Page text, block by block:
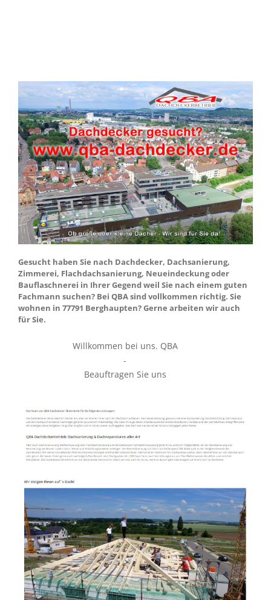
Gesucht haben Sie nach Dachdecker, Dachsanierung,
Zimmerei, Flachdachsanierung, Neueindeckung oder
Bauflaschnerei in Ihrer Gegend weil Sie nach einem guten
Fachmann suchen? Bei QBA sind vollkommen richtig. Sie
wohnen in 77791 Berghaupten? Gerne arbeiten wir auch
für Sie.
Willkommen bei uns. QBA
-
Beauftragen Sie uns